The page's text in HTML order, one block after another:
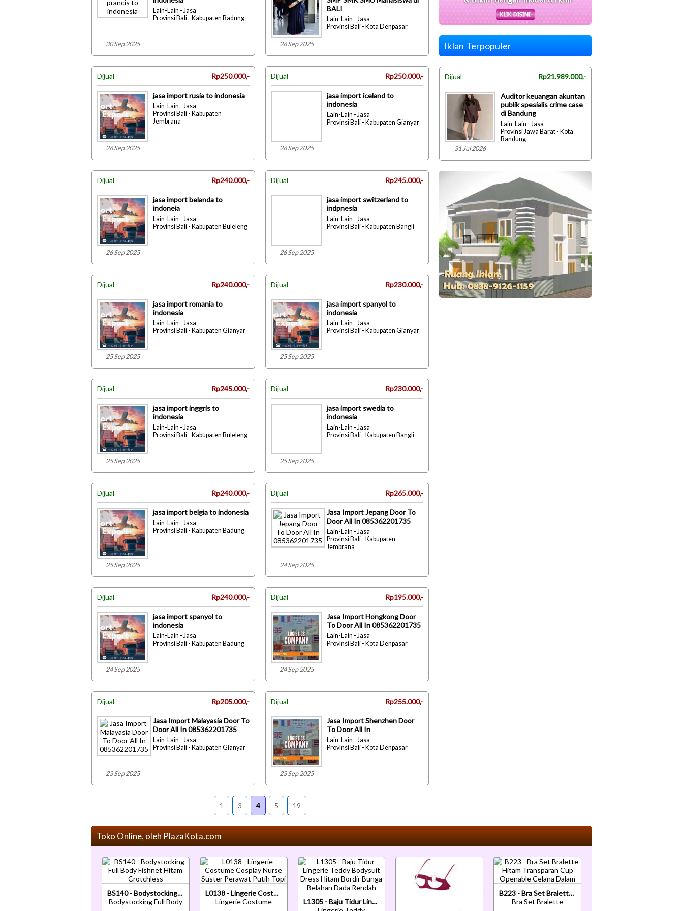
30 Sep 2025
Lain-Lain - Jasa
Provinsi Bali - Kabupaten Badung
26 Sep 2025
BALI
Lain-Lain - Jasa
Provinsi Bali - Kota Denpasar
Dijual Rp250.000,-
26 Sep 2025
jasa import rusia to indonesia
Lain-Lain - Jasa
Provinsi Bali - Kabupaten
Jembrana
Dijual Rp250.000,-
26 Sep 2025
jasa import iceland to
indonesia
Lain-Lain - Jasa
Provinsi Bali - Kabupaten Gianyar
Dijual Rp240.000,-
26 Sep 2025
jasa import belanda to
indoneia
Lain-Lain - Jasa
Provinsi Bali - Kabupaten Buleleng
Dijual Rp245.000,-
26 Sep 2025
jasa import switzerland to
indpnesia
Lain-Lain - Jasa
Provinsi Bali - Kabupaten Bangli
Dijual Rp240.000,-
25 Sep 2025
jasa import romania to
indonesia
Lain-Lain - Jasa
Provinsi Bali - Kabupaten Gianyar
Dijual Rp230.000,-
25 Sep 2025
jasa import spanyol to
indonesia
Lain-Lain - Jasa
Provinsi Bali - Kabupaten Gianyar
Dijual Rp245.000,-
25 Sep 2025
jasa import inggris to
indonesia
Lain-Lain - Jasa
Provinsi Bali - Kabupaten Buleleng
Dijual Rp230.000,-
25 Sep 2025
jasa import swedia to
indonesia
Lain-Lain - Jasa
Provinsi Bali - Kabupaten Bangli
Dijual Rp240.000,-
25 Sep 2025
jasa import belgia to indonesia
Lain-Lain - Jasa
Provinsi Bali - Kabupaten Badung
Dijual Rp265.000,-
24 Sep 2025
Jasa Import Jepang Door To
Door All In 085362201735
Lain-Lain - Jasa
Provinsi Bali - Kabupaten
Jembrana
Dijual Rp240.000,-
24 Sep 2025
jasa import spanyol to
indonesia
Lain-Lain - Jasa
Provinsi Bali - Kabupaten Badung
Dijual Rp195.000,-
24 Sep 2025
Jasa Import Hongkong Door
To Door All In 085362201735
Lain-Lain - Jasa
Provinsi Bali - Kota Denpasar
Dijual Rp205.000,-
23 Sep 2025
Jasa Import Malayasia Door To
Door All In 085362201735
Lain-Lain - Jasa
Provinsi Bali - Kabupaten Gianyar
Dijual Rp255.000,-
23 Sep 2025
Jasa Import Shenzhen Door
To Door All In
Lain-Lain - Jasa
Provinsi Bali - Kota Denpasar
1 3 4 5 19
Iklan Terpopuler
Dijual Rp21.989.000,-
31 Jul 2026
Auditor keuangan akuntan
publik spesialis crime case
di Bandung
Lain-Lain - Jasa
Provinsi Jawa Barat - Kota
Bandung
Toko Online, oleh PlazaKota.com
BS140 - Bodystocking Full Body Fishnet Hitam Crotchless
Bodystocking Full Body
L0138 - Lingerie Costume Cosplay Nurse Suster Perawat Putih Topi
Lingerie Costume
L1305 - Baju Tidur Lingerie Teddy Bodysuit Dress Hitam Bordir Bunga Belahan Dada Rendah
B223 - Bra Set Bralette Hitam Transparan Cup Openable Celana Dalam
Bra Set Bralette